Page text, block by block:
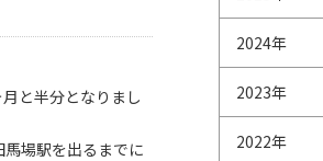
と半分となりまし
場駅を出るまでに
2024年
2023年
2022年